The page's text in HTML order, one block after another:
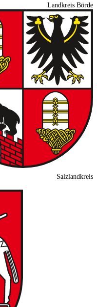
Landkreis Börde
Salzlandkreis